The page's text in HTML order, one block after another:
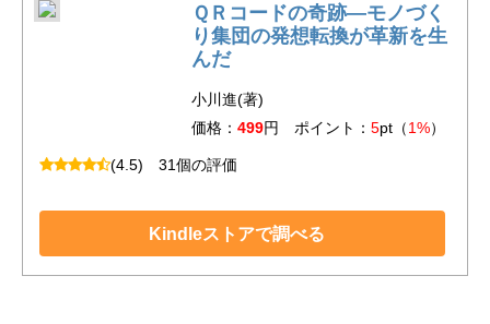
ＱＲコードの奇跡―モノづく
り集団の発想転換が革新を生
んだ
小川進(著)
価格： 499円 ポイント： 5pt（1%）
(4.5) 31個の評価
Kindleストアで調べる